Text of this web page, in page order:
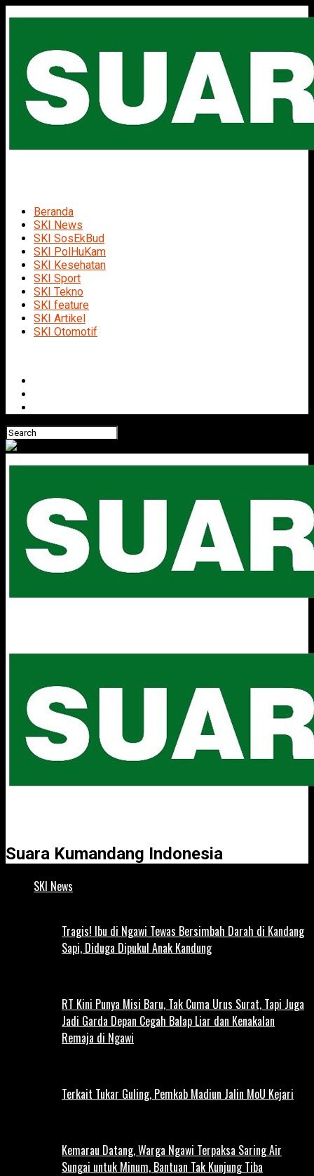
Beranda
SKI News
SKI SosEkBud
SKI PolHuKam
SKI Kesehatan
SKI Sport
SKI Tekno
SKI feature
SKI Artikel
SKI Otomotif
Suara Kumandang Indonesia
SKI News
Tragis! Ibu di Ngawi Tewas Bersimbah Darah di Kandang
Sapi, Diduga Dipukul Anak Kandung
RT Kini Punya Misi Baru, Tak Cuma Urus Surat, Tapi Juga
Jadi Garda Depan Cegah Balap Liar dan Kenakalan
Remaja di Ngawi
Terkait Tukar Guling, Pemkab Madiun Jalin MoU Kejari
Kemarau Datang, Warga Ngawi Terpaksa Saring Air
Sungai untuk Minum, Bantuan Tak Kunjung Tiba